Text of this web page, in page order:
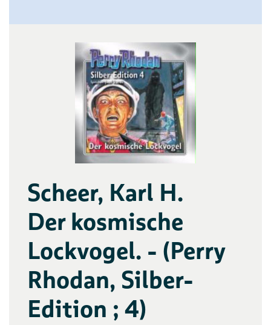
Scheer, Karl H.
Der kosmische
Lockvogel. - (Perry
Rhodan, Silber-
Edition ; 4)